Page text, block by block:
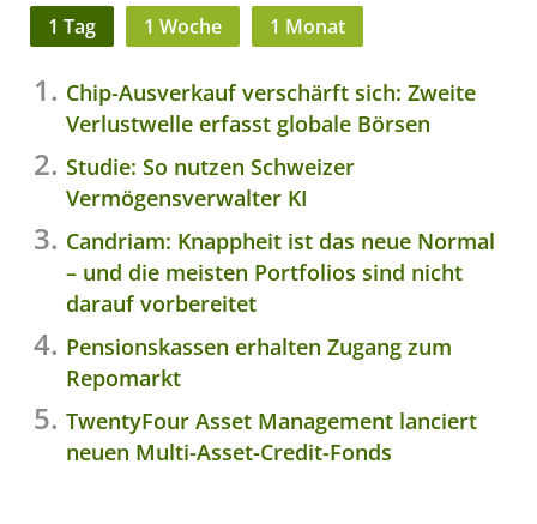
1 Tag 1 Woche 1 Monat
Chip-Ausverkauf verschärft sich: Zweite
Verlustwelle erfasst globale Börsen
Studie: So nutzen Schweizer
Vermögensverwalter KI
Candriam: Knappheit ist das neue Normal
– und die meisten Portfolios sind nicht
darauf vorbereitet
Pensionskassen erhalten Zugang zum
Repomarkt
TwentyFour Asset Management lanciert
neuen Multi-Asset-Credit-Fonds